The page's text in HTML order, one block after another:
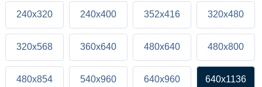
240x320 240x400 352x416 320x480
320x568 360x640 480x640 480x800
480x854 540x960 640x960 640x1136